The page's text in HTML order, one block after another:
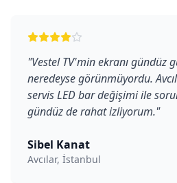
"Vestel TV'min ekranı gündüz
neredeyse görünmüyordu.
servis LED bar değişimi ile
gündüz de rahat izliyorum."
Sibel Kanat
Avcılar, İstanbul